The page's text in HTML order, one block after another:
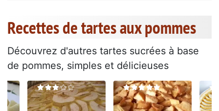
Recettes de tartes aux pommes
Découvrez d'autres tartes sucrées à base
de pommes, simples et délicieuses